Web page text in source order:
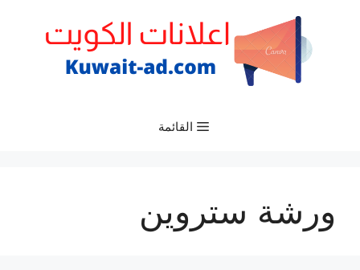
القائمة
ورشة ستروين